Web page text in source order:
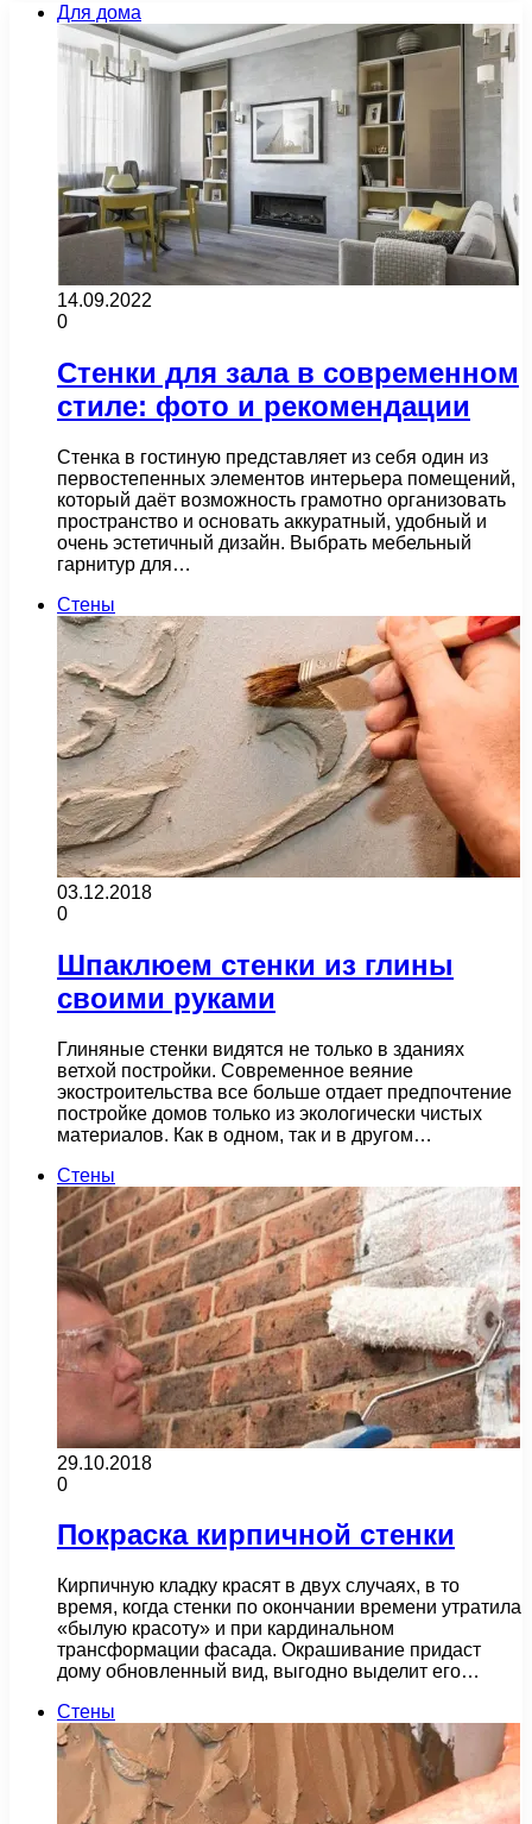
Для дома
14.09.2022
0
Стенки для зала в современном
стиле: фото и рекомендации
Стенка в гостиную представляет из себя один из
первостепенных элементов интерьера помещений,
который даёт возможность грамотно организовать
пространство и основать аккуратный, удобный и
очень эстетичный дизайн. Выбрать мебельный
гарнитур для…
Стены
03.12.2018
0
Шпаклюем стенки из глины
своими руками
Глиняные стенки видятся не только в зданиях
ветхой постройки. Современное веяние
экостроительства все больше отдает предпочтение
постройке домов только из экологически чистых
материалов. Как в одном, так и в другом…
Стены
29.10.2018
0
Покраска кирпичной стенки
Кирпичную кладку красят в двух случаях, в то
время, когда стенки по окончании времени утратила
«былую красоту» и при кардинальном
трансформации фасада. Окрашивание придаст
дому обновленный вид, выгодно выделит его…
Стены